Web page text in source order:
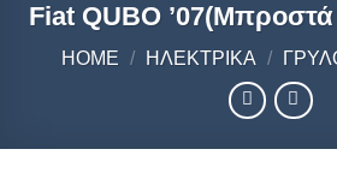
Fiat QUBO ’07(Μπροστά
HOME / ΗΛΕΚΤΡΙΚΑ /